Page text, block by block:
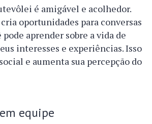
é amigável e acolhedor.
oportunidades para conversas
pode aprender sobre a vida de
interesses e experiências. Isso
e aumenta sua percepção do
equipe